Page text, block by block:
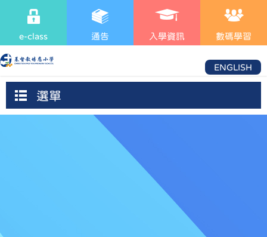
e-class 通告 入學資訊 數碼學習
ENGLISH
選單